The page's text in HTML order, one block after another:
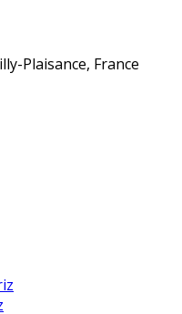
Plaisance, France